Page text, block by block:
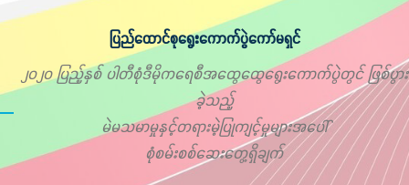
ပြည်ထောင်စုရွေးကောက်ပွဲကော်မရှင်
၂၀၂၀ ပြည့်နှစ် ပါတီစုံဒီမိုကရေစီအထွေထွေရွေးကောက်ပွဲတွင် ဖြစ်ပွား
ခဲ့သည့်
မဲမသမာမှုနှင့်တရားမဲ့ပြုကျင့်မှုများအပေါ်
စုံစမ်းစစ်ဆေးတွေ့ရှိချက်